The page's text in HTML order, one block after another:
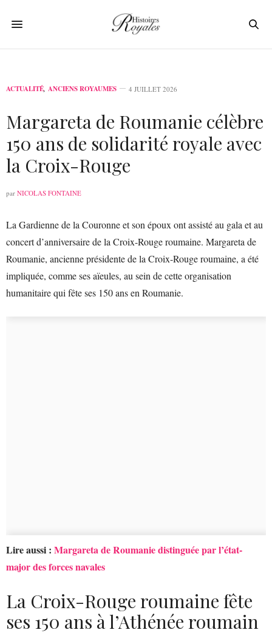
ACTUALITÉ, ANCIENS ROYAUMES 4 JUILLET 2026
Margareta de Roumanie célèbre
150 ans de solidarité royale avec
la Croix-Rouge
par NICOLAS FONTAINE
La Gardienne de la Couronne et son époux ont assisté au gala et au
concert d’anniversaire de la Croix-Rouge roumaine. Margareta de
Roumanie, ancienne présidente de la Croix-Rouge roumaine, a été
impliquée, comme ses aïeules, au sein de cette organisation
humanitaire qui fête ses 150 ans en Roumanie.
Lire aussi : Margareta de Roumanie distinguée par l’état-
major des forces navales
La Croix-Rouge roumaine fête
ses 150 ans à l’Athénée roumain